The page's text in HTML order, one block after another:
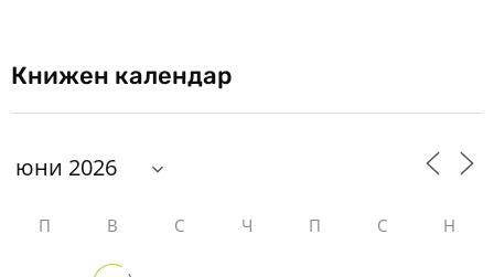
Книжен календар
П В С Ч П С Н